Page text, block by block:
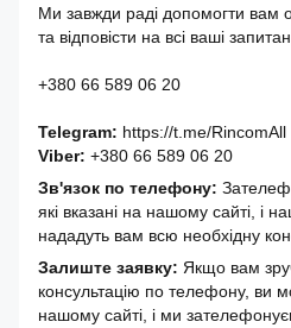
Ми завжди раді допомогти вам
та відповісти на всі ваші
+380 66 589 06 20
Telegram: https://t.me/RincomAll
Viber: +380 66 589 06 20
Зв'язок по телефону:
які вказані на нашому сайті, і
нададуть вам всю необхідну
Залиште заявку: Якщо вам
консультацію по телефону, ви
нашому сайті, і ми